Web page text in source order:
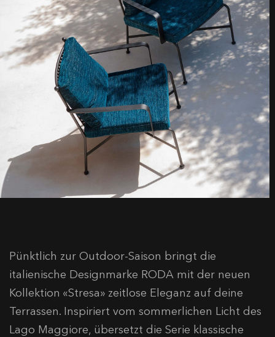
Pünktlich zur Outdoor-Saison bringt die
italienische Designmarke RODA mit der neuen
Kollektion «Stresa» zeitlose Eleganz auf deine
Terrassen. Inspiriert vom sommerlichen Licht des
Lago Maggiore, übersetzt die Serie klassische